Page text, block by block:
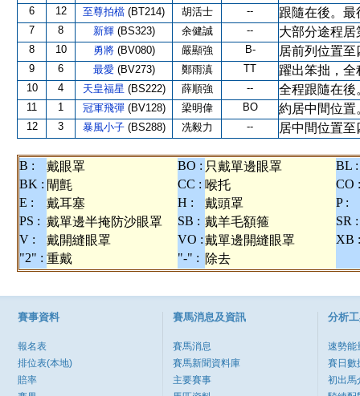
6 12 至尊拍檔 (BT214) 胡活士 -- 跟隨在後。
7 8 新輝 (BS323) 余健誠 -- 大部分途程
8 10 勇將 (BV080) 嚴顯強 B- 居前列位置
9 6 最愛 (BV273) 鄭雨滇 TT 躍出笨拙，全
10 4 天皇福星 (BS222) 薛順強 -- 全程跟隨在後
11 1 冠軍飛彈 (BV128) 梁明偉 BO 約居中間位置
12 3 暴風小子 (BS288) 冼毅力 -- 居中間位置
B : 戴眼罩 BO : 只戴單邊眼罩
BL :
BK : 閘氈 CC : 喉托
CO :
E :
戴耳塞 H : 戴頭罩
P :
PS : 戴單邊半掩防沙眼罩 SB : 戴羊毛額箍
SR :
V :
戴開縫眼罩 VO :戴單邊開縫眼罩
XB :
"2" : 重戴 "-" : 除去
賽事資料
報名表
排位表(本地)
賠率
賽馬消息及資訊
賽馬消息
賽馬新聞資料庫
主要賽事
分析
速勢能
賽日數
初出馬